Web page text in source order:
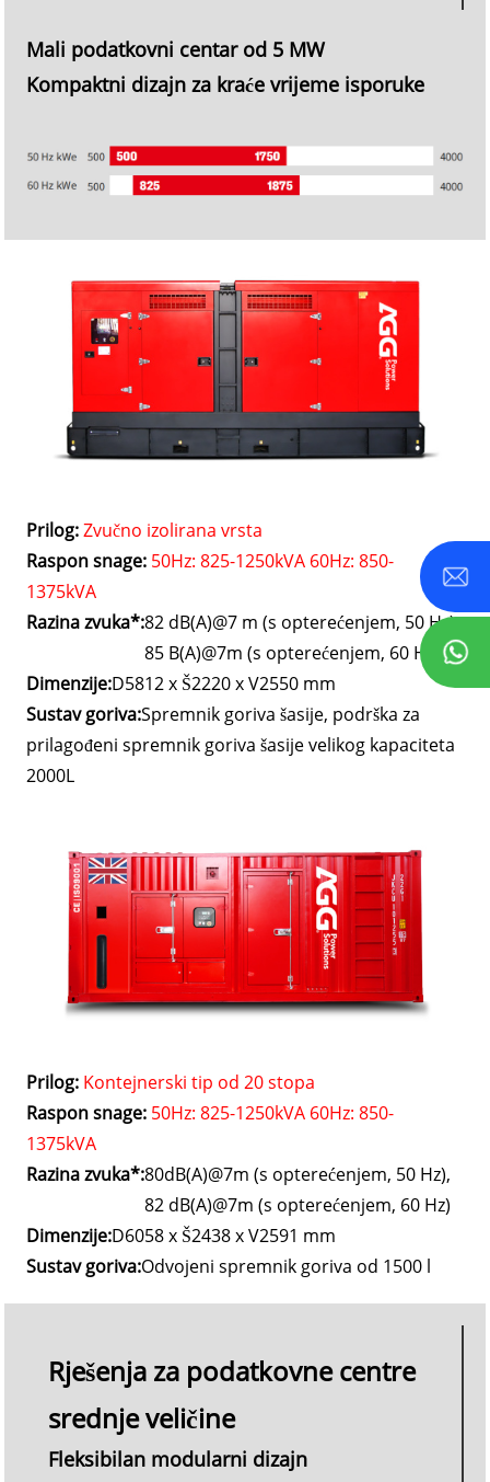
Mali podatkovni centar od 5 MW
Kompaktni dizajn za kraće vrijeme isporuke
Prilog: Zvučno izolirana vrsta
Raspon snage: 50Hz: 825-1250kVA 60Hz: 850-
1375kVA
Razina zvuka*:82 dB(A)@7 m (s opterećenjem, 50 Hz),
85 B(A)@7m (s opterećenjem, 60 Hz)
Dimenzije:D5812 x Š2220 x V2550 mm
Sustav goriva:Spremnik goriva šasije, podrška za
prilagođeni spremnik goriva šasije velikog kapaciteta
2000L
Prilog: Kontejnerski tip od 20 stopa
Raspon snage: 50Hz: 825-1250kVA 60Hz: 850-
1375kVA
Razina zvuka*:80dB(A)@7m (s opterećenjem, 50 Hz),
82 dB(A)@7m (s opterećenjem, 60 Hz)
Dimenzije:D6058 x Š2438 x V2591 mm
Sustav goriva:Odvojeni spremnik goriva od 1500 l
Rješenja za podatkovne centre
srednje veličine
Fleksibilan modularni dizajn